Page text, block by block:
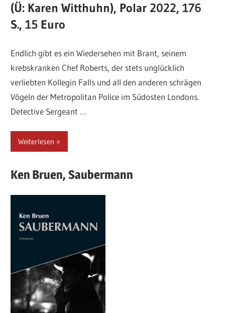
(Ü: Karen Witthuhn), Polar 2022, 176
S., 15 Euro
Endlich gibt es ein Wiedersehen mit Brant, seinem
krebskranken Chef Roberts, der stets unglücklich
verliebten Kollegin Falls und all den anderen schrägen
Vögeln der Metropolitan Police im Südosten Londons.
Detective Sergeant …
Weiterlesen
Ken Bruen,Saubermann